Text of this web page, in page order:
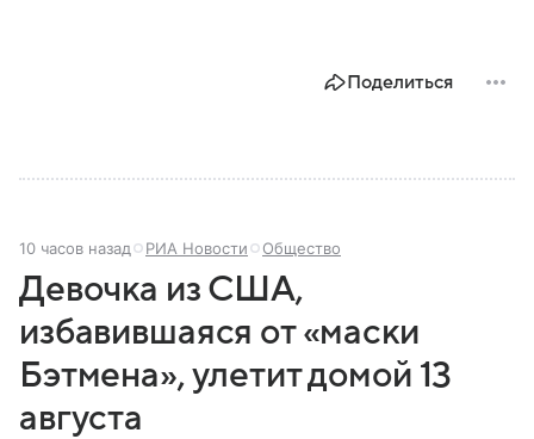
Поделиться
10 часов назад РИА Новости Общество
Девочка из США,
избавившаяся от «маски
Бэтмена», улетит домой 13
августа